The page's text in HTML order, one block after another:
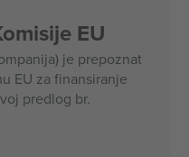
EU
je prepoznat
EU za finansiranje
predlog br.